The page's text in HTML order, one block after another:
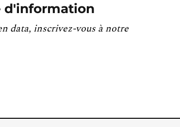
d'information
data, inscrivez-vous à notre